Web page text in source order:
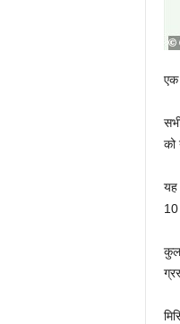
एक
को
यह
10
कुल